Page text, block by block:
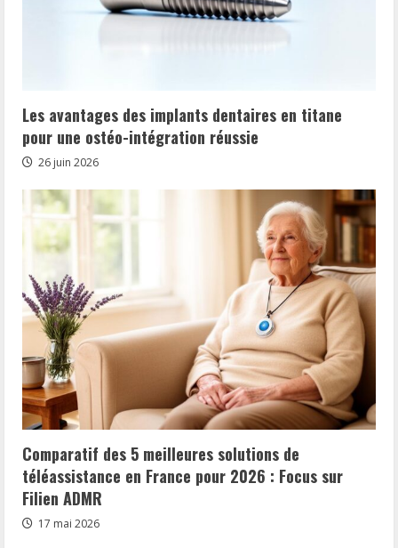
Les avantages des implants dentaires en titane
pour une ostéo-intégration réussie
26 juin 2026
Comparatif des 5 meilleures solutions de
téléassistance en France pour 2026 : Focus sur
Filien ADMR
17 mai 2026